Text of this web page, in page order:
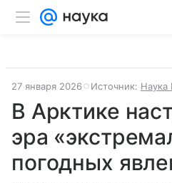
27 января 2026 Источник: Наука
В Арктике
эра
погодных